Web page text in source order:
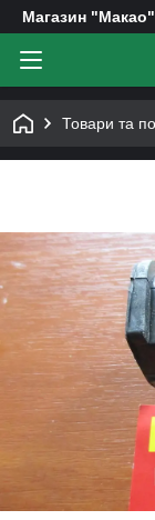
Магазин "Макао"
Товари та